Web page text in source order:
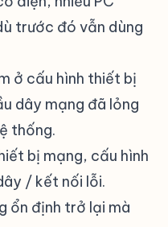
trước đó vẫn dùng
ở cấu hình thiết bị
dây mạng đã lỏng
thống.
bị mạng, cấu hình
/ kết nối lỗi.
ổn định trở lại mà